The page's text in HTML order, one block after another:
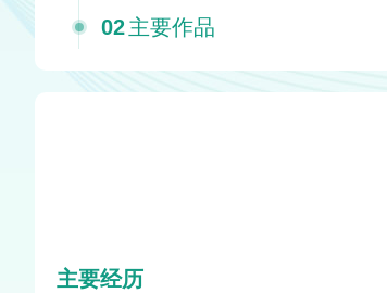
02主要作品
主要经历